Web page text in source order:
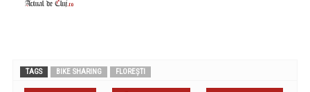
TAGS BIKE SHARING FLOREȘTI